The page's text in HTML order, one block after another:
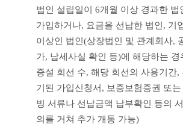
법인 설립일이 6개월 이상 경과한 법
가입하거나, 요금을 선납한 법인, 기
이상인 법인(상장법인 및 관계회사,
가, 납세사실 확인 등)에 해당하는
증설 회선 수, 해당 회선의 사용기간,
기된 가입신청서, 보증보험증권 또
빙 서류나 선납금액 납부확인 등의
의를 거쳐 추가 개통 가능)